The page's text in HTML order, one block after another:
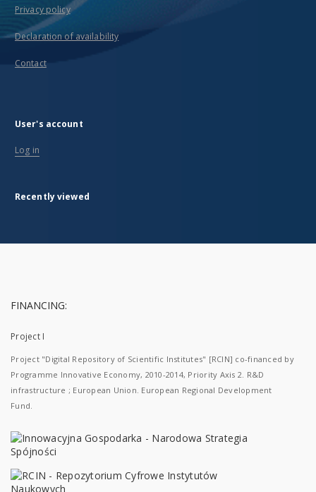
Privacy policy
Declaration of availability
Contact
User's account
Log in
Recently viewed
FINANCING:
Project I
Project "Digital Repository of Scientific Institutes" [RCIN] co-financed by
Programme Innovative Economy, 2010-2014, Priority Axis 2. R&D
infrastructure ; European Union. European Regional Development
Fund.